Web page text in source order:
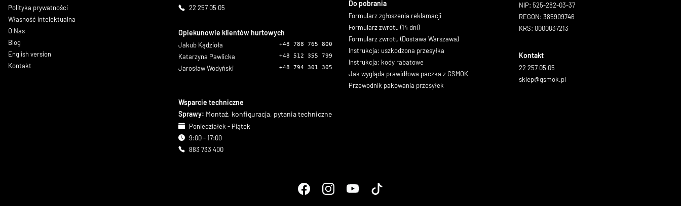
Polityka prywatności
Własność intelektualna
O Nas
Blog
English version
Kontakt
22 257 05 05
Opiekunowie klientów hurtowych
Jakub Kądzioła +48 788 765 800
Katarzyna Pawlicka +48 512 355 799
Jarosław Wodyński +48 794 301 305
Wsparcie techniczne
Sprawy: Montaż, konfiguracja, pytania techniczne
Poniedziałek - Piątek
9:00 - 17:00
883 733 400
Do pobrania
Formularz zgłoszenia reklamacji
Formularz zwrotu (14 dni)
Formularz zwrotu (Dostawa Warszawa)
Instrukcja: uszkodzona przesyłka
Instrukcja: kody rabatowe
Jak wygląda prawidłowa paczka z GSMOK
Przewodnik pakowania przesyłek
NIP: 525-282-03-37
REGON: 385909746
KRS: 0000837213
Kontakt
22 257 05 05
sklep@gsmok.pl